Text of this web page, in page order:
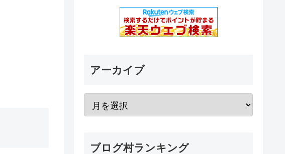
アーカイブ
ブログ村ランキング